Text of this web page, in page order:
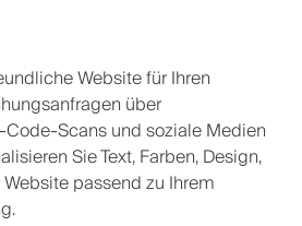
Website für Ihren
über
Scans und soziale Medien
Sie Text, Farben, Design,
passend zu Ihrem